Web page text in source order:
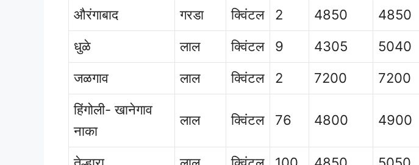
औरंगाबाद
गरडा क्विंटल 2 4850 4850
धुळे
लाल क्विंटल 9 4305 5040
जळगाव
लाल क्विंटल 2 7200 7200
हिंगोली- खानेगाव
नाका
लाल क्विंटल 76 4800 4900